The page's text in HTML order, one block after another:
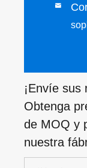

¡Envíe sus
Obtenga
de MOQ y
nuestra